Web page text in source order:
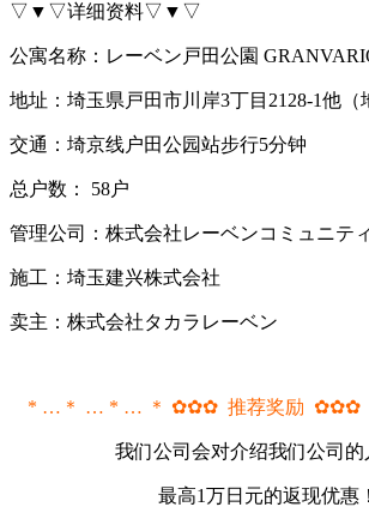
▽▼▽详细资料▽▼▽
公寓名称：レーベン戸田公園
地址：埼玉県戸田市川岸3丁目2128-1他（
交通：埼京线户田公园站步行5分钟
总户数： 58户
管理公司：株式会社レーベンコミュニティ
施工：埼玉建兴株式会社
卖主：株式会社タカラレーベン
* …＊ … * … ＊ ✿✿✿ 推荐奖励 ✿✿✿
我们公司会对介绍我们公司的
最高1万日元的返现优惠！